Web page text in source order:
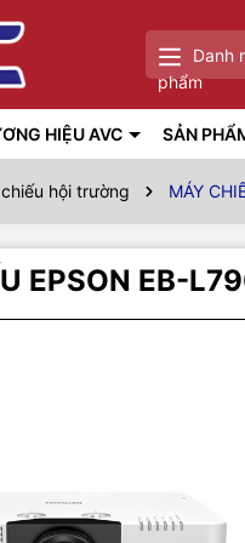
Danh
phẩm
HIỆU AVC SẢN
hội trường MÁY
EPSON EB-